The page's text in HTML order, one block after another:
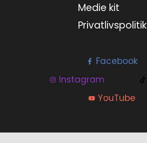
Medie kit
Privatlivspolitik
Facebook
Instagram
YouTube